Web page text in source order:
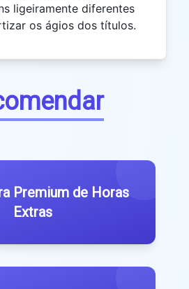
ligeiramente diferentes
os ágios dos títulos.
Premium de Horas
Extras